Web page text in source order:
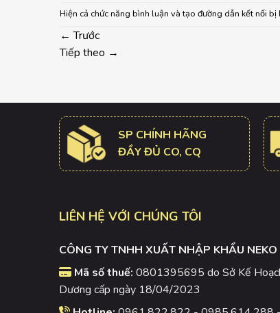
Hiện cả chức năng bình luận và tạo đường dẫn kết nối bị
← Trước
Tiếp theo →
SP CHÍNH HÃNG
ĐẦY ĐỦ CO, CQ
LIÊN HỆ VỚI CHÚNG TÔI
CÔNG TY TNHH XUẤT NHẬP KHẨU
Mã số thuế: 0801395695 do Sở Kế
Dương cấp ngày 18/04/2023